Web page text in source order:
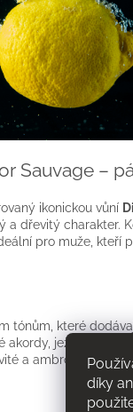
díky
Sauvage –
ikonickou vůní
a dřevitý charakter.
pro muže, kteří
tónům, které
akordy, jež podtrhují
a ambrové tóny,